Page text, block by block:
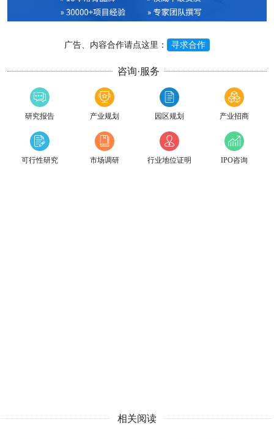
广告、内容合作请点这里： 寻求合作
咨询·服务
研究报告 产业规划 园区规划 产业招商
可行性研究 市场调研 行业地位证明 IPO咨询
相关阅读